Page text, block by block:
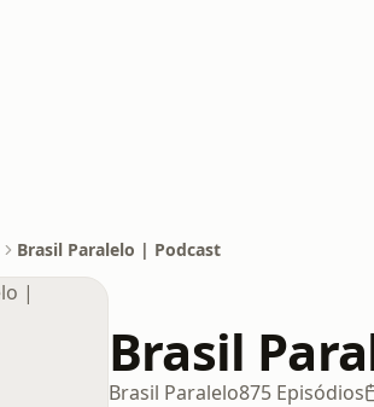
Brasil Paralelo | Podcast
Brasil
Brasil Paralelo875 Episódios